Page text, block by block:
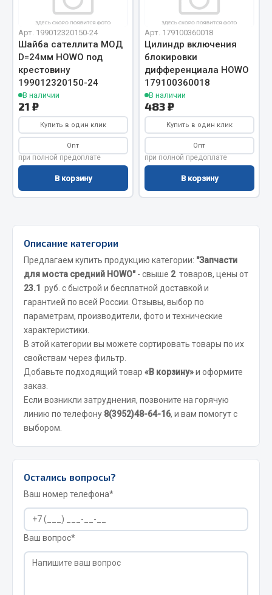
Автономные воздушные отопители
Жидкостные подогреватели
Отопители салона
Подогреватели тосола
Весь раздел
Автотовары
Автокаталоги
Вентиляторы кабины
Вымпела
Показать ещё
Весь раздел
Смазочные материалы
Масла
Охладжающие жидкости
Технические жидкости
Весь раздел
Болты
Гайки
Пресс-масленки
Арт. 199012320150-24
Шайба сателлита МОД
D=24мм HOWO под
крестовину
199012320150-24
В наличии
21 ₽
Купить в один клик
Опт
при полной предоплате
В корзину
Арт. 179100360018
Цилиндр включения
блокировки
дифференциала HOWO
179100360018
В наличии
483 ₽
Купить в один клик
Опт
при полной предоплате
В корзину
Описание категории
Предлагаем купить продукцию категории: "Запчасти
для моста средний HOWO"- свыше 2 товаров, цены от
23.1 руб. с быстрой и бесплатной доставкой и
гарантией по всей России. Отзывы, выбор по
параметрам, производители, фото и технические
характеристики.
В этой категории вы можете сортировать товары по их
свойствам через фильтр.
Добавьте подходящий товар «В корзину»и оформите
заказ.
Если возникли затруднения, позвоните на горячую
линию по телефону 8(3952)48-64-16, и вам помогут с
выбором.
Остались вопросы?
Ваш номер телефона*
Ваш вопрос*